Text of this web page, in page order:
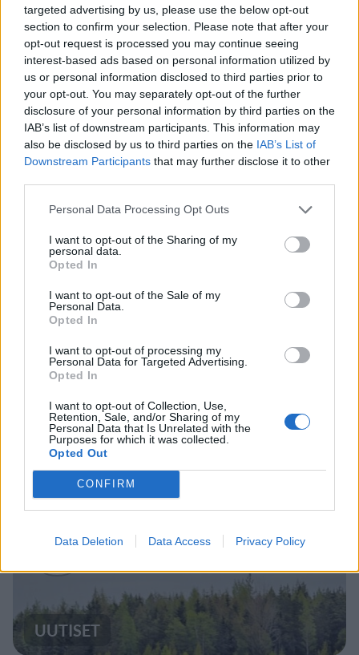
targeted advertising by us, please use the below opt-out
section to confirm your selection. Please note that after your
opt-out request is processed you may continue seeing
interest-based ads based on personal information utilized by
us or personal information disclosed to third parties prior to
your opt-out. You may separately opt-out of the further
disclosure of your personal information by third parties on the
IAB’s list of downstream participants. This information may
also be disclosed by us to third parties on the IAB’s List of
Downstream Participants that may further disclose it to other
Personal Data Processing Opt Outs
I want to opt-out of the Sharing of my
personal data.
Opted In
I want to opt-out of the Sale of my
Personal Data.
Opted In
I want to opt-out of processing my
Personal Data for Targeted Advertising.
Opted In
I want to opt-out of Collection, Use,
Retention, Sale, and/or Sharing of my
Personal Data that Is Unrelated with the
Purposes for which it was collected.
Opted Out
CONFIRM
Data Deletion Data Access Privacy Policy
MATKAILU
Maailman eniten matkustaneet
valitsivat suosikkikohteensa –
yllättävä voittaja
2
UUTISET
Kela voi leikata tukia
ulkomaanmatkan vuoksi
3
UUTISET